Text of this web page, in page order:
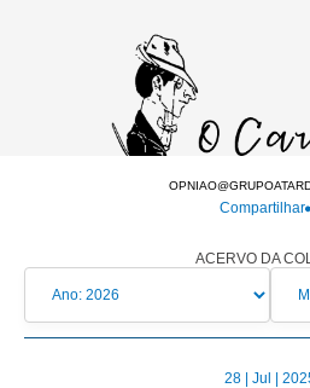
Compartilhar
ACERVO DA
28 | Jul |